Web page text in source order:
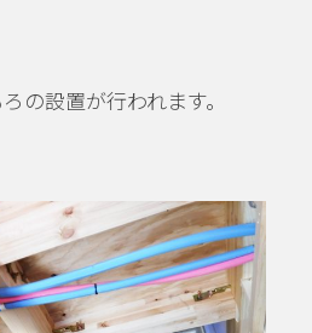
の設置が行われます。